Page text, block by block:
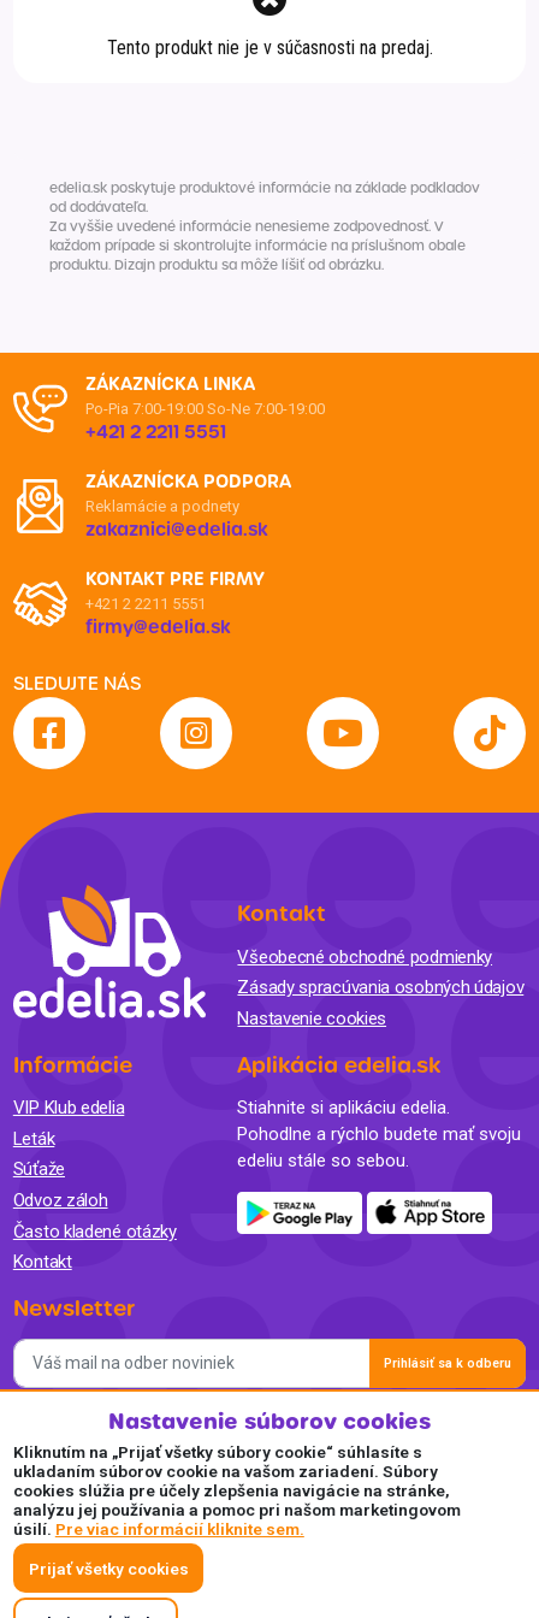
Darčekové
Recepty
Špeciálna
biopotraviny
Domácnosť a kancelária
Domáci miláčikovia
Tento produkt nie je v súčasnosti na predaj.
edelia.sk poskytuje produktové informácie na základe podkladov
od dodávateľa.
Za vyššie uvedené informácie nenesieme zodpovednosť. V
každom prípade si skontrolujte informácie na príslušnom obale
produktu. Dizajn produktu sa môže líšiť od obrázku.
ZÁKAZNÍCKA LINKA
Po-Pia 7:00-19:00 So-Ne 7:00-19:00
+421 2 2211 5551
ZÁKAZNÍCKA PODPORA
Reklamácie a podnety
zakaznici@edelia.sk
KONTAKT PRE FIRMY
+421 2 2211 5551
firmy@edelia.sk
SLEDUJTE NÁS
Kontakt
Všeobecné obchodné podmienky
Zásady spracúvania osobných údajov
Nastavenie cookies
Informácie
VIP Klub edelia
Leták
Súťaže
Odvoz záloh
Často kladené otázky
Kontakt
Aplikácia edelia.sk
Stiahnite si aplikáciu edelia.
Pohodlne a rýchlo budete mať svoju
edeliu stále so sebou.
Newsletter
Prihlásiť sa k odberu
Súhlasím so spracovaním osobných údajov a so zasielaním
newslettra na marketingové účely a oboznámil som sa so
Zásadami ochrany osobných údajov.
Akceptujeme
Plaťte pohodlne a bezpečne online.
Nastavenie súborov cookies
Kliknutím na „Prijať všetky súbory cookie“ súhlasíte s
ukladaním súborov cookie na vašom zariadení. Súbory
cookies slúžia pre účely zlepšenia navigácie na stránke,
analýzu jej používania a pomoc pri našom marketingovom
úsilí. Pre viac informácií kliknite sem.
Prijať všetky cookies